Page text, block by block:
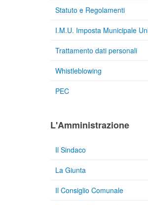
Statuto e Regolamenti
I.M.U. Imposta Municipale
Trattamento dati personali
Whistleblowing
PEC
L'Amministrazione
Il Sindaco
La Giunta
Il Consiglio Comunale